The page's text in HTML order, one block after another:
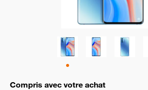
Compris avec votre achat